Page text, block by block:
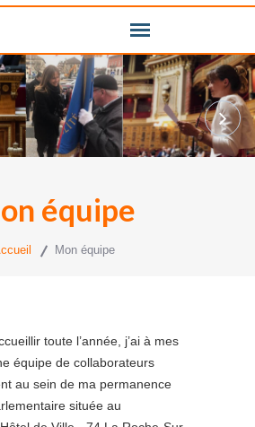
équipe
Mon équipe
toute l’année, j’ai à mes
équipe de collaborateurs
au sein de ma permanence
située au